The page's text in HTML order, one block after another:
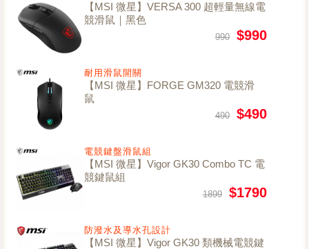
【MSI 微星】VERSA 300 超輕量無線電
競滑鼠｜黑色
990 $990
耐用滑鼠開關
【MSI 微星】FORGE GM320 電競滑
鼠
490 $490
電競鍵盤滑鼠組
【MSI 微星】Vigor GK30 Combo TC 電
競鍵鼠組
1899 $1790
防潑水及導水孔設計
【MSI 微星】Vigor GK30 類機械電競鍵